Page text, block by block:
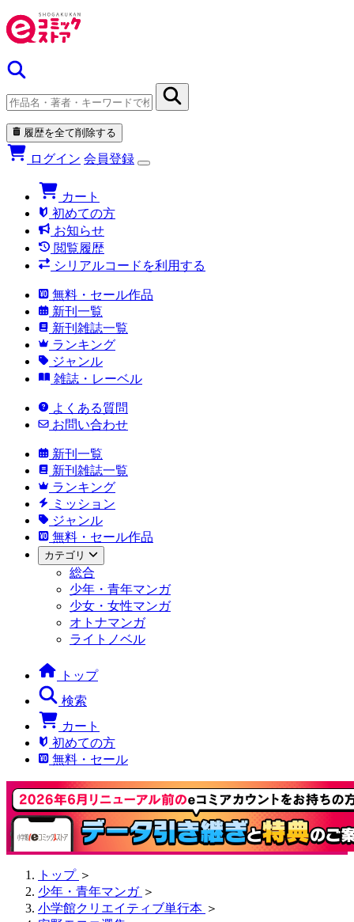
履歴を全て削除する
ログイン 会員登録
カート
初めての方
お知らせ
閲覧履歴
シリアルコードを利用する
無料・セール作品
新刊一覧
新刊雑誌一覧
ランキング
ジャンル
雑誌・レーベル
よくある質問
お問い合わせ
新刊一覧
新刊雑誌一覧
ランキング
ミッション
ジャンル
無料・セール作品
カテゴリ
総合
少年・青年マンガ
少女・女性マンガ
オトナマンガ
ライトノベル
トップ
検索
カート
初めての方
無料・セール
トップ ＞
少年・青年マンガ ＞
小学館クリエイティブ単行本 ＞